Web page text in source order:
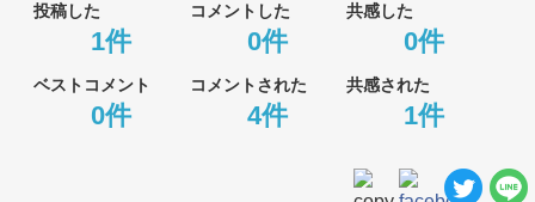
投稿した コメントした 共感した
1件 0件 0件
ベストコメント コメントされた 共感された
0件 4件 1件